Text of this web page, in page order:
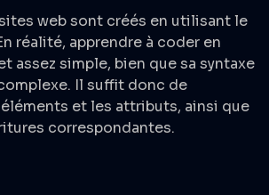
web sont créés en utilisant le
réalité, apprendre à coder en
assez simple, bien que sa syntaxe
Il suffit donc de
et les attributs, ainsi que
correspondantes.